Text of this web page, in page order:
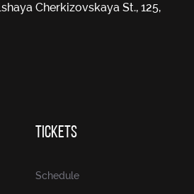
Cherkizovskaya St., 125,
TICKETS
Schedule